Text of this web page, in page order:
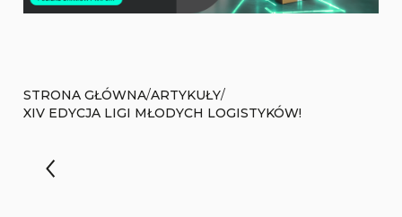
STRONA GŁÓWNA/ARTYKUŁY/
XIV EDYCJA LIGI MŁODYCH LOGISTYKÓW!